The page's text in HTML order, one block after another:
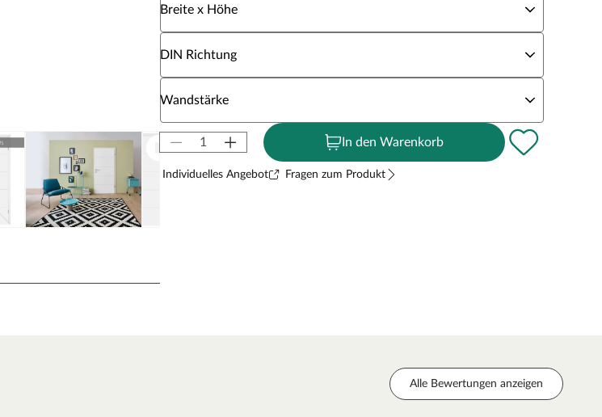
Breite x Höhe
DIN Richtung
Wandstärke
In den Warenkorb
Individuelles Angebot Fragen zum Produkt
Alle Bewertungen anzeigen